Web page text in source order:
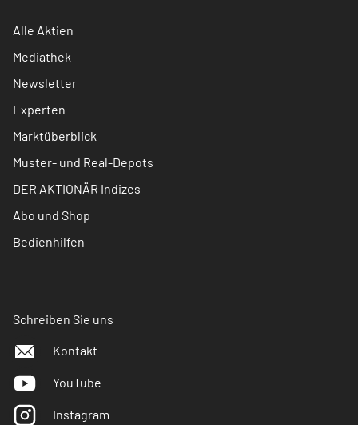
Alle Aktien
Mediathek
Newsletter
Experten
Marktüberblick
Muster- und Real-Depots
DER AKTIONÄR Indizes
Abo und Shop
Bedienhilfen
Schreiben Sie uns
Kontakt
YouTube
Instagram